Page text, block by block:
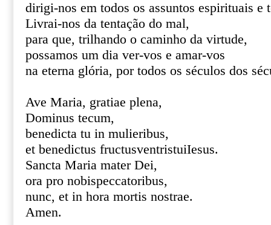
dirigi-nos em todos os assuntos espirituais e
Livrai-nos da tentação do mal,
para que, trilhando o caminho da virtude,
possamos um dia ver-vos e amar-vos
na eterna glória, por todos os séculos dos
Ave Maria, gratiae plena,
Dominus tecum,
benedicta tu in mulieribus,
et benedictus fructusventristuiIesus.
Sancta Maria mater Dei,
ora pro nobispeccatoribus,
nunc, et in hora mortis nostrae.
Amen.